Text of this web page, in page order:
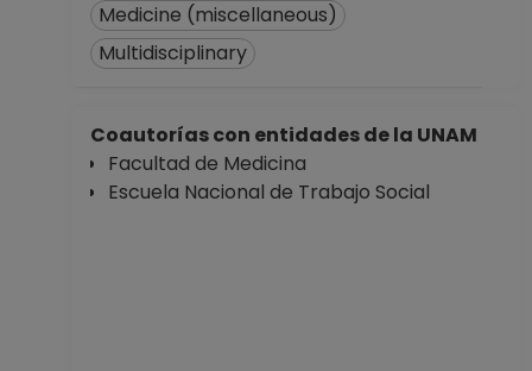
Medicine (miscellaneous)
Multidisciplinary
Coautorías con entidades de la UNAM
Facultad de Medicina
Escuela Nacional de Trabajo Social